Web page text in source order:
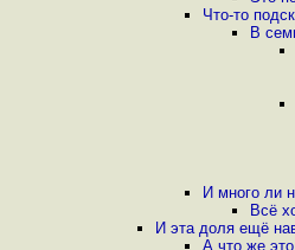
Что-то
В
И много ли
Всё
И эта доля ещё
А что же